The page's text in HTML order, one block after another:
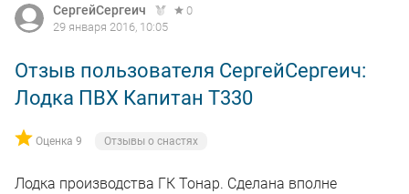
СергейСергеич
0
29 января 2016, 10:05
Отзыв пользователя СергейСергеич:
Лодка ПВХ Капитан Т330
Оценка 9 Отзывы о снастях
Лодка производства ГК Тонар. Сделана вполне